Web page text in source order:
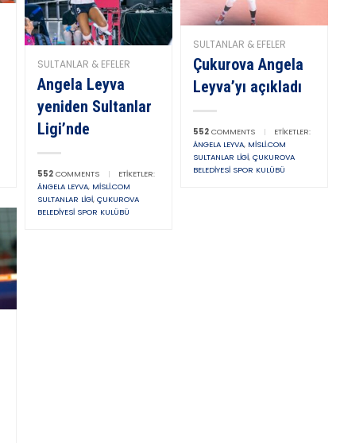
SULTANLAR & EFELER
Çukurova Angela
Leyva’yı açıkladı
552 COMMENTS |
ETIKETLER:
ÁNGELA LEYVA, MISLI.COM
SULTANLAR LIGI, ÇUKUROVA
BELEDIYESI SPOR KULÜBÜ
SULTANLAR & EFELER
Angela Leyva
yeniden Sultanlar
Ligi’nde
552 COMMENTS |
ETIKETLER:
ÁNGELA LEYVA, MISLI.COM
SULTANLAR LIGI, ÇUKUROVA
BELEDIYESI SPOR KULÜBÜ